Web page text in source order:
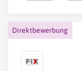
Direktbewerbung